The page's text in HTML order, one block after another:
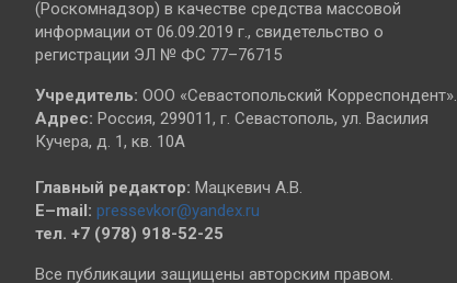
(Роскомнадзор) в качестве средства массовой
информации от 06.09.2019 г., свидетельство о
регистрации ЭЛ № ФС 77–76715
Учредитель: ООО «Севастопольский Корреспондент».
Адрес: Россия, 299011, г. Севастополь, ул. Василия
Кучера, д. 1, кв. 10А
Главный редактор: Мацкевич А.В.
E–mail: pressevkor@yandex.ru
тел. +7 (978) 918-52-25
Все публикации защищены авторским правом.